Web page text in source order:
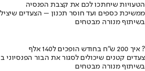
הטעויות שיחתכו לכם את קצבת הפנסיה
ממשיכת כספים ועד חוסר תכנון – הצעדים
בשיתוף מנורה מבטחים
איך 200 ש"ח בחודש הופכים ל140 אלף ?
צעדים קטנים שיכולים לסגור את הבור הפנסיוני
בשיתוף מנורה מבטחים